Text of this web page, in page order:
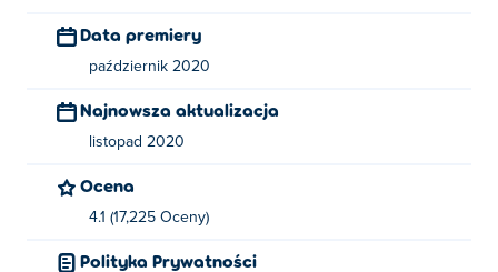
Data premiery
październik 2020
Najnowsza aktualizacja
listopad 2020
Ocena
4.1 (17,225 Oceny)
Polityka Prywatności